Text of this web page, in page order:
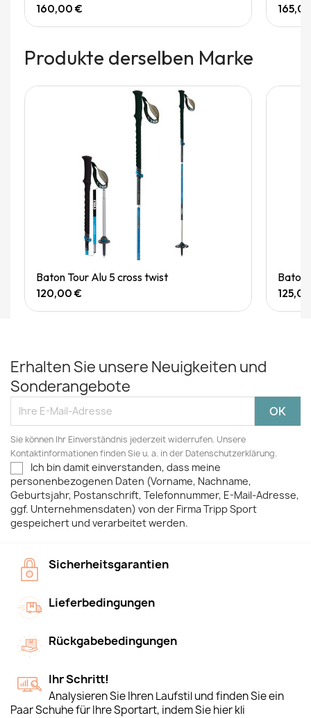
160,00 €
Produkte derselben Marke
Quick View
Baton Tour Alu 5 cross twist
120,00 €
Erhalten Sie unsere Neuigkeiten und
Sonderangebote
Sie können Ihr Einverständnis jederzeit widerrufen. Unsere
Kontaktinformationen finden Sie u. a. in der Datenschutzerklärung.
Ich bin damit einverstanden, dass meine
personenbezogenen Daten (Vorname, Nachname,
Geburtsjahr, Postanschrift, Telefonnummer, E-Mail-Adresse,
ggf. Unternehmensdaten) von der Firma Tripp Sport
gespeichert und verarbeitet werden.
Sicherheitsgarantien
Lieferbedingungen
Rückgabebedingungen
Ihr Schritt!
Analysieren Sie Ihren Laufstil und finden Sie ein
Paar Schuhe für Ihre Sportart, indem Sie hier kli